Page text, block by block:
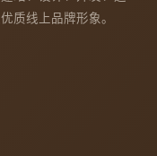
质线上品牌形象。